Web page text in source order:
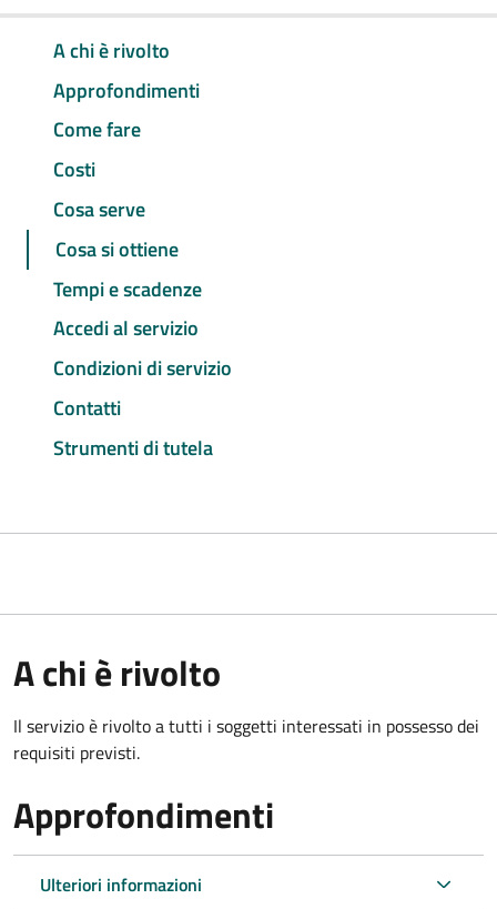
A chi è rivolto
Approfondimenti
Come fare
Costi
Cosa serve
Cosa si ottiene
Tempi e scadenze
Accedi al servizio
Condizioni di servizio
Contatti
Strumenti di tutela
A chi è rivolto
Il servizio è rivolto a tutti i soggetti interessati in possesso dei
requisiti previsti.
Approfondimenti
Ulteriori informazioni